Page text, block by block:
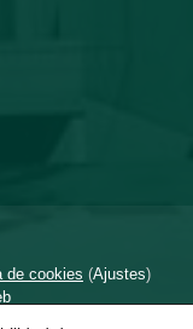
de cookies (Ajustes)